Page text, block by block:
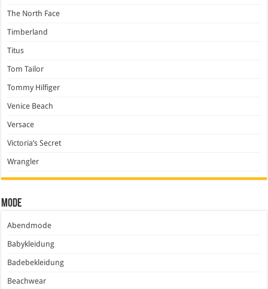
The North Face
Timberland
Titus
Tom Tailor
Tommy Hilfiger
Venice Beach
Versace
Victoria’s Secret
Wrangler
Mode
Abendmode
Babykleidung
Badebekleidung
Beachwear